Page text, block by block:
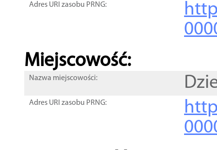
Adres URI zasobu PRNG:
Miejscowość:
Nazwa miejscowości:
Adres URI zasobu PRNG: